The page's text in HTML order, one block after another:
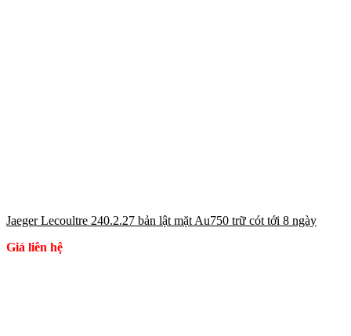
Jaeger Lecoultre 240.2.27 bản lật mặt Au750 trữ cót tới 8 ngày
Giá liên hệ